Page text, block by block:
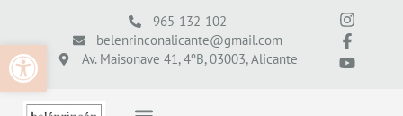
Abrir barra de herramientas
965-132-102
belenrinconalicante@gmail.com
Av. Maisonave 41, 4ºB, 03003, Alicante